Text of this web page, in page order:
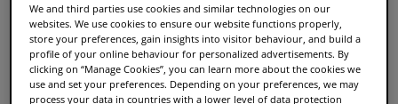
Jacobs Caffé Crema
Classico
Tassen 16 |Größe M
We and third parties use cookies and similar technologies on our
websites. We use cookies to ensure our website functions properly,
store your preferences, gain insights into visitor behaviour, and build a
profile of your online behaviour for personalized advertisements. By
clicking on “Manage Cookies”, you can learn more about the cookies we
use and set your preferences. Depending on your preferences, we may
process your data in countries with a lower level of data protection